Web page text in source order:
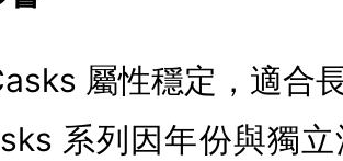
屬性穩定，適合
系列因年份與獨